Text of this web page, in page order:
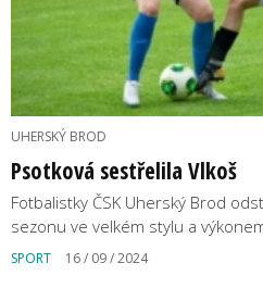
UHERSKÝ BROD
Psotková sestřelila Vlkoš
Fotbalistky ČSK Uherský Brod
sezonu ve velkém stylu a
SPORT 16 / 09 / 2024